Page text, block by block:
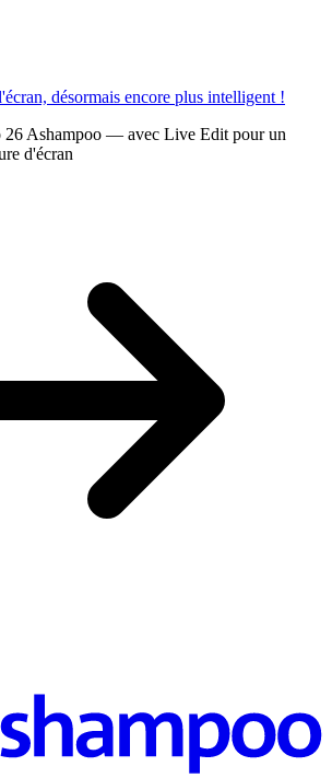
désormais encore plus intelligent !
26 Ashampoo — avec Live Edit pour un
d'écran